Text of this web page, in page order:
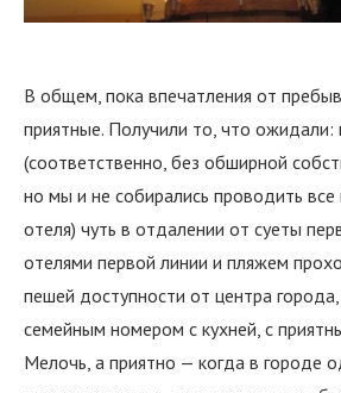
В общем, пока впечатления от
приятные. Получили то, что ожидали:
(соответственно, без обширной
но мы и не собирались проводить все
отеля) чуть в отдалении от суеты
отелями первой линии и пляжем
пешей доступности от центра
семейным номером с кухней, с
Мелочь, а приятно — когда в городе